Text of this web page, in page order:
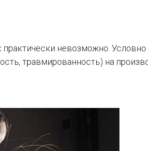
невозможно. Условно
травмированность) на